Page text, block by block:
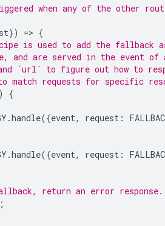
when any of the other
}) => {
is used to add the fallback
and are served in the event of
`url` to figure out how to
match requests for specific
)
{
.handle({event, request :
.handle({event, request :
return an error response.